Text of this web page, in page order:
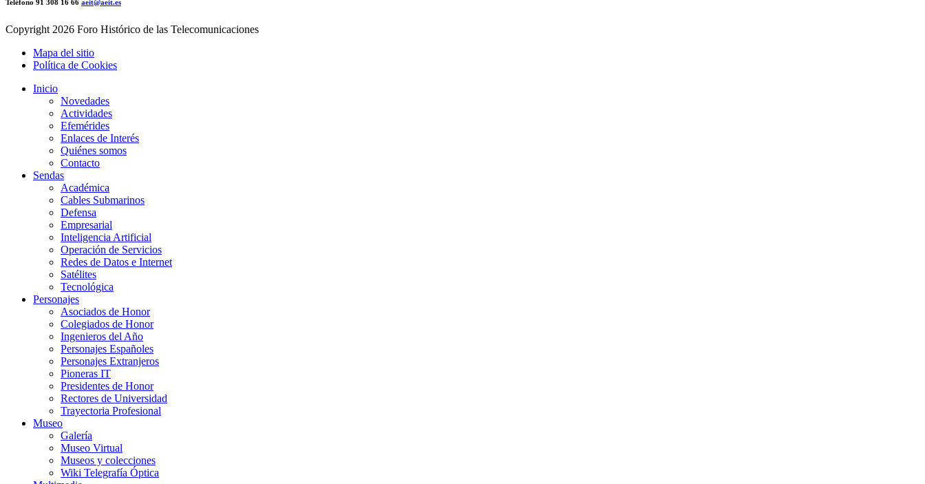
Teléfono 91 308 16 66 aeit@aeit.es
Copyright2026 Foro Histórico de las Telecomunicaciones
Mapa del sitio
Política de Cookies
Inicio
Novedades
Actividades
Efemérides
Enlaces de Interés
Quiénes somos
Contacto
Sendas
Académica
Cables Submarinos
Defensa
Empresarial
Inteligencia Artificial
Operación de Servicios
Redes de Datos e Internet
Satélites
Tecnológica
Personajes
Asociados de Honor
Colegiados de Honor
Ingenieros del Año
Personajes Españoles
Personajes Extranjeros
Pioneras IT
Presidentes de Honor
Rectores de Universidad
Trayectoria Profesional
Museo
Galería
Museo Virtual
Museos y colecciones
Wiki Telegrafía Óptica